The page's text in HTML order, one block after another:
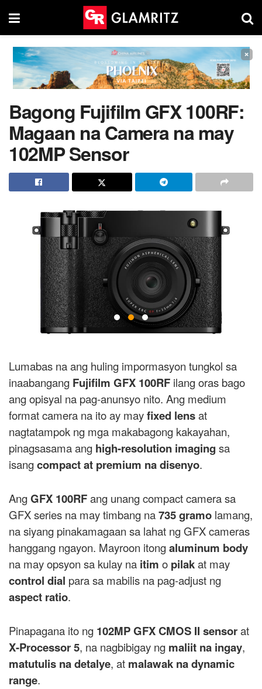
×
Bagong Fujifilm GFX 100RF:
Magaan na Camera na may
102MP Sensor
Lumabas na ang huling impormasyon tungkol sa
inaabangang Fujifilm GFX 100RF ilang oras bago
ang opisyal na pag-anunsyo nito. Ang medium
format camera na ito ay mayfixed lensat
nagtatampok ng mga makabagong kakayahan,
pinagsasama ang high-resolution imaging sa
isangcompact at premium na disenyo.
AngGFX 100RFang unang compact camera sa
GFX series na may timbang na735 gramo lamang,
na siyang pinakamagaan sa lahat ng GFX cameras
hanggang ngayon. Mayroon itongaluminum body
na may opsyon sa kulay na itim o pilakat may
control dial para sa mabilis na pag-adjust ng
aspect ratio.
Pinapagana ito ng 102MP GFX CMOS II sensorat
X-Processor 5, na nagbibigay ng maliit na ingay,
matutulis na detalye, at malawak na dynamic
range.